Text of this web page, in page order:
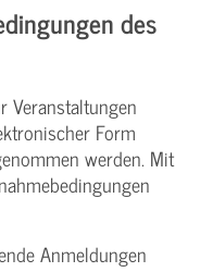
des
Veranstaltungen
Form
werden. Mit
Anmeldungen